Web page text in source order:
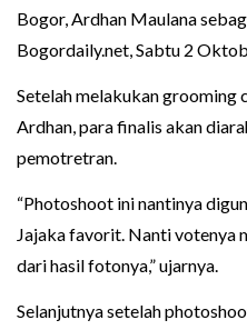
Bogor, Ardhan Maulana
Bogordaily.net, Sabtu 2
Setelah melakukan grooming
Ardhan, para finalis akan
pemotretran.
“Photoshoot ini nantinya
Jajaka favorit. Nanti votenya
dari hasil fotonya,” ujarnya.
Selanjutnya setelah